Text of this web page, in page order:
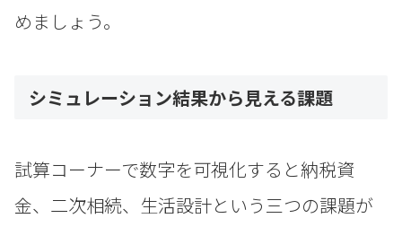
めましょう。
シミュレーション結果から見える課題
試算コーナーで数字を可視化すると納税資
金、二次相続、生活設計という三つの課題が